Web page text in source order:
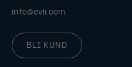
info@evli.com
BLI KUND